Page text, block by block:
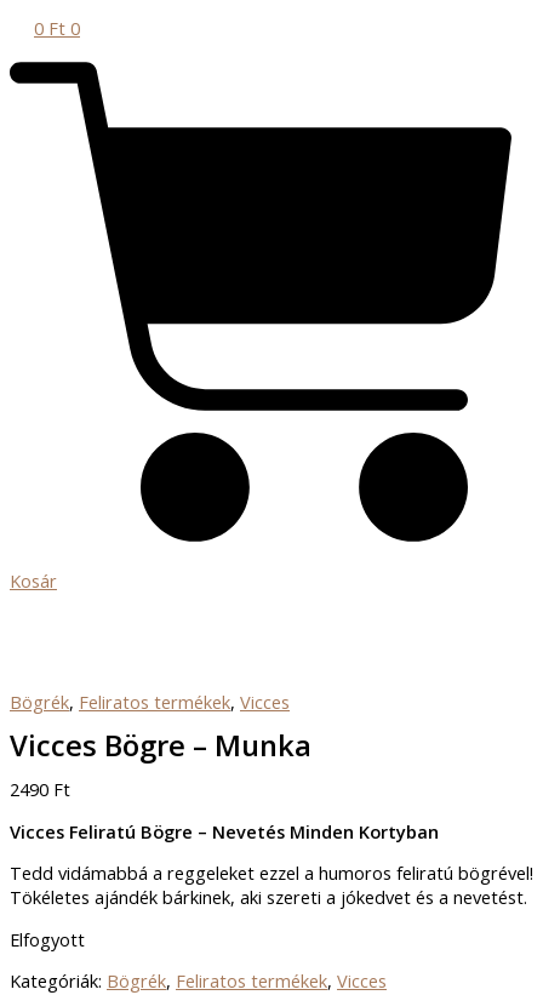
0 Ft 0
Kosár
Bögrék, Feliratos termékek, Vicces
Vicces Bögre – Munka
2490 Ft
Vicces Feliratú Bögre – Nevetés Minden Kortyban
Tedd vidámabbá a reggeleket ezzel a humoros feliratú bögrével!
Tökéletes ajándék bárkinek, aki szereti a jókedvet és a nevetést.
Elfogyott
Kategóriák: Bögrék, Feliratos termékek, Vicces